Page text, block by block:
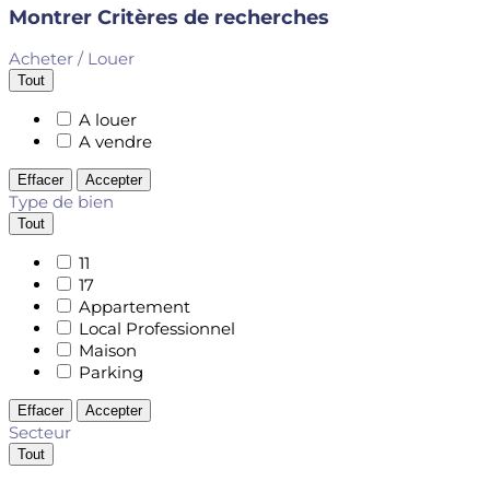
Montrer Critères de recherches
Acheter / Louer
Tout
A louer
A vendre
Effacer Accepter
Type de bien
Tout
11
17
Appartement
Local Professionnel
Maison
Parking
Effacer Accepter
Secteur
Tout